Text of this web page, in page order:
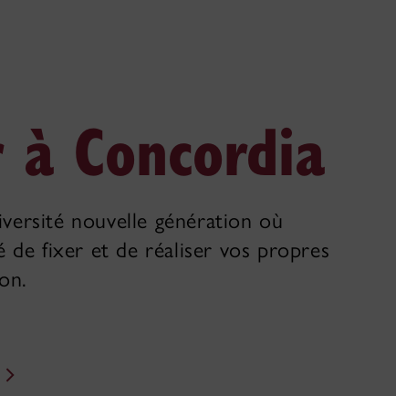
Concordia
nouvelle génération où
de fixer et de réaliser vos propres